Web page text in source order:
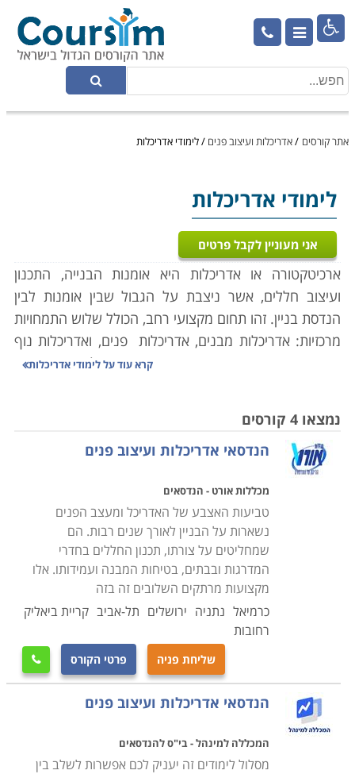

אתר קורסים /אדריכלות ועיצוב פנים /לימודי אדריכלות
לימודי אדריכלות
אני מעוניין לקבל פרטים
ארכיטקטורה או אדריכלות היא אומנות הבנייה, התכנון
ועיצוב חללים, אשר ניצבת על הגבול שבין אומנות לבין
הנדסת בניין. זהו תחום מקצועי רחב, הכולל שלוש התמחויות
מרכזיות: אדריכלות מבנים, אדריכלות פנים, ואדריכלות נוף
ותכנון ערים. עם זאת, כאשר אומרים "אדריכל", הכוונה היא
וסגנונות שונים, ועל פי צרכים ייעודיים הם אבני היסוד של
לימודי אדריכלות באשר הם. אדריכלים ממונים על תכנון
מבנים בהתאם לכל הדרישות שלהם וליווי בעת הביצוע
עצמו. בין ומדובר בבית פרטי, במשרד, במבנה ציבורי,
בשיפוץ או בבניה מחודשת, תמיד יש צורך בארכיטקט
שיבצע את התכנון לפרטיו ולא ישאיר דבר ליד
המקרה. מסלול לימודים זה מיועד לאנשים שיש להם ראייה
מרחבית טובה והבנה טובה של הסביבה לצד יצירתיות
וגמישות מחשבתית שיכולה להתאים את הכללים הנוקשים
לצרכי כל לקוח ולקוח באופן אישי.
לימודי אדריכלות לתואר "בוגר באדריכלות" (B.Arch
)
אורכים חמש שנים אשר אחריהן מוענק רישוי רשמי. נדרשות
שלוש שנים נוספות של התמחות ובחינות נוספות כדי לקבל
רישוי מלא מצד רשם האדריכלים והמהנדסים.
הלימודים מקיפים תחומים רחבים על פני מספר חטיבות ידע;
קרא עוד עללימודי אדריכלות
נמצאו 4 קורסים
הנדסאי אדריכלות ועיצוב פנים
מכללות אורט - הנדסאים
טביעות האצבע של האדריכל ומעצב הפנים
נשארות על הבניין לאורך שנים רבות. הם
שמחליטים על צורתו, תכנון החללים בחדרי
המדרגות ובבתים, בטיחות המבנה ועמידותו. אלו
מקצועות מרתקים השלובים זה בזה
כרמיאל נתניה ירושלים תל-אביב קריית ביאליק
רחובות
שליחת פניה פרטי הקורס 
הנדסאי אדריכלות ועיצוב פנים
המכללה למינהל - בי"ס להנדסאים
מסלול לימודים זה יעניק לכם אפשרות לשלב בין